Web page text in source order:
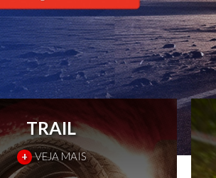
TRAIL
+ VEJA MAIS